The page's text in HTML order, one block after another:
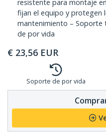
resistente para montaje
fijan el equipo y protegen
mantenimiento – Soporte
de por vida
€ 23,56 EUR
Soporte de por vida